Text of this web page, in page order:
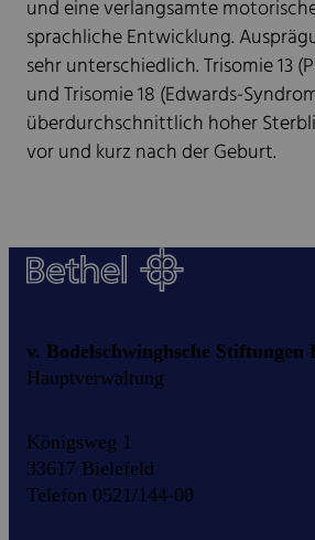
und eine verlangsamte
sprachliche Entwicklung.
sehr unterschiedlich. Trisomie 13
und Trisomie 18 (Edwards-
überdurchschnittlich hoher
vor und kurz nach der Geburt.
v. Bodelschwinghsche Stiftungen
Hauptverwaltung
Königsweg 1
33617 Bielefeld
Telefon 0521/144-00